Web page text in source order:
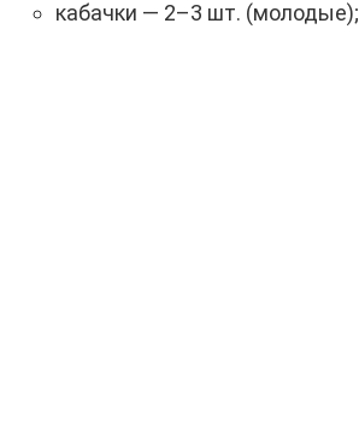
кабачки — 2–3 шт. (молодые);